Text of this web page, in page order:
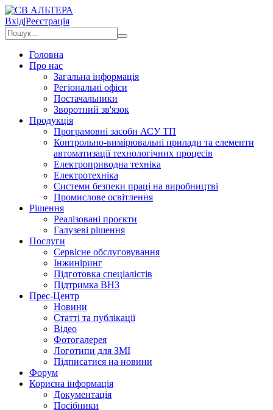
Вхід|Реєстрація
Головна
Про нас
Загальна інформація
Регіональні офіси
Постачальники
Зворотний зв'язок
Продукція
Програмовні засоби АСУ ТП
Контрольно-вимірювальні прилади та елементи
автоматизації технологічних процесів
Електроприводна техніка
Електротехніка
Системи безпеки праці на виробництві
Промислове освітлення
Рішення
Реалізовані проєкти
Галузеві рішення
Послуги
Сервісне обслуговування
Інжиніринг
Підготовка спеціалістів
Підтримка ВНЗ
Прес-Центр
Новини
Статті та публікації
Відео
Фотогалерея
Логотипи для ЗМІ
Підписатися на новини
Форум
Корисна інформація
Документація
Посібники